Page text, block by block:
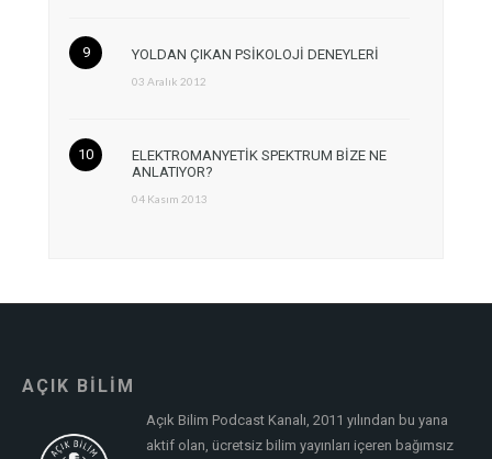
YOLDAN ÇIKAN PSİKOLOJİ DENEYLERİ
03 Aralık 2012
ELEKTROMANYETİK SPEKTRUM BİZE NE
ANLATIYOR?
04 Kasım 2013
AÇIK BİLİM
Açık Bilim Podcast Kanalı, 2011 yılından bu yana
aktif olan, ücretsiz bilim yayınları içeren bağımsız